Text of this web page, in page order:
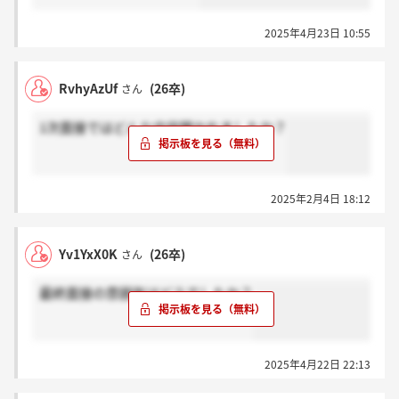
2025年4月23日 10:55
RvhyAzUf さん (26卒)
1次面接ではどんな内容聞かれましたか？
2025年2月4日 18:12
Yv1YxX0K さん (26卒)
最終面接の雰囲気はどうでしたか？
2025年4月22日 22:13